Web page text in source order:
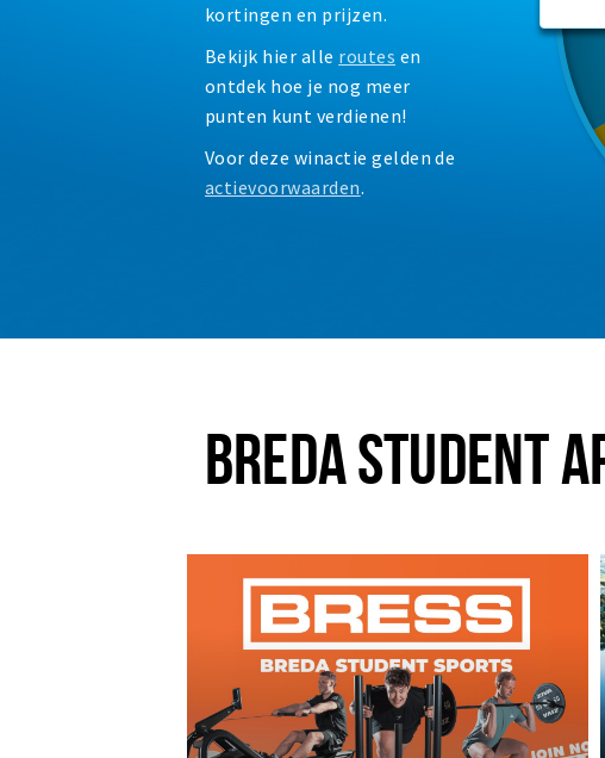
kortingen en prijzen.
Bekijk hier alle routes en
ontdek hoe je nog meer
punten kunt verdienen!
Voor deze winactie gelden de
actievoorwaarden.
BREDA STUDENT